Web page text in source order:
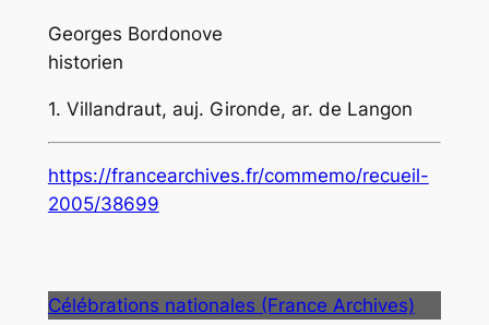
Georges Bordonove
historien
1. Villandraut, auj. Gironde, ar. de Langon
https://francearchives.fr/commemo/recueil-
2005/38699
Célébrations nationales (France Archives)